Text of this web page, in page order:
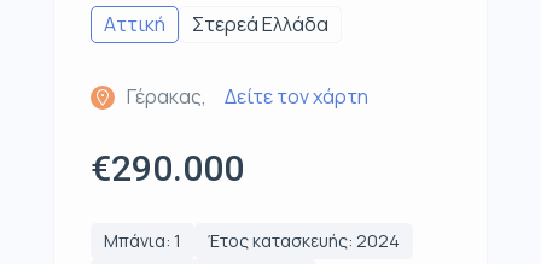
Αττική Στερεά Ελλάδα
Γέρακας, Δείτε τον χάρτη
€290.000
Μπάνια: 1
Έτος κατασκευής: 2024